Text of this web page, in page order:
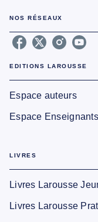
NOS RÉSEAUX
EDITIONS LAROUSSE
Espace auteurs
Espace Enseignants
LIVRES
Livres Larousse
Livres Larousse